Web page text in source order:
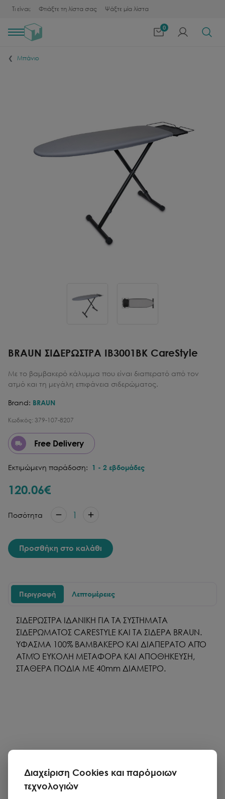
Τι είναι; Φτιάξτε τη λίστα σας Ψάξτε μία λίστα
Toggle
0
Μπάνιο
BRAUN ΣΙΔΕΡΩΣΤΡΑ IΒ3001ΒΚ CareStyle
Με το βαμβακερό κάλυμμα που είναι διαπερατό από τον
ατμό και τη μεγάλη επιφάνεια σιδερώματος.
Brand: BRAUN
Κωδικός: 379-107-8207
Free Delivery
Εκτιμώμενη παράδοση: 1 - 2 εβδομάδες
120.06€
Ποσότητα 1
Προσθήκη στο καλάθι
Περιγραφή Λεπτομέρειες
ΣΙΔΕΡΩΣΤΡΑ ΙΔΑΝΙΚΗ ΓΙΑ ΤΑ ΣΥΣΤΗΜΑΤΑ
ΣΙΔΕΡΩΜΑΤΟΣ CARESTYLE ΚΑΙ ΤΑ ΣΙΔΕΡΑ BRAUN.
ΥΦΑΣΜΑ 100% ΒΑΜΒΑΚΕΡΟ ΚΑΙ ΔΙΑΠΕΡΑΤΟ ΑΠΌ
ΑΤΜΌ ΕΥΚΟΛΗ ΜΕΤΑΦΟΡΑ ΚΑΙ ΑΠΟΘΗΚΕΥΣΗ,
ΣΤΑΘΕΡΑ ΠΟΔΙΑ ΜΕ 40mm ΔΙΑΜΕΤΡΟ.
Διαχείριση Cookies και παρόμοιων
τεχνολογιών